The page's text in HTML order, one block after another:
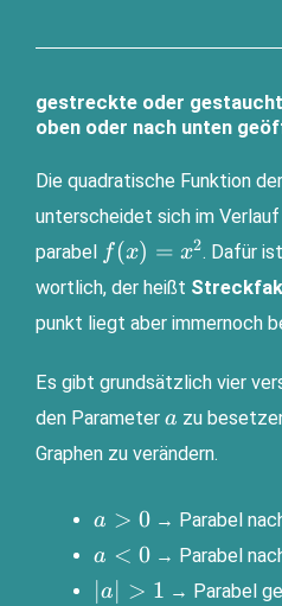
gestreckte oder
oben oder nach unten
Die qua­dra­ti­sche Funk­ti­on
unter­schei­det sich im
pa­ra­bel f(x)=x^2
f (x) = x2. Dafür
wort­lich, der heißt
punkt liegt aber immer­noch
Es gibt grund­sätz­lich vier
den Para­me­ter a
a zu
Gra­phen zu verändern.
a>0
a > 0 → Para­bel
a<0
a < 0 → Para­bel
|a|>1
∣a > 1 → Para­bel